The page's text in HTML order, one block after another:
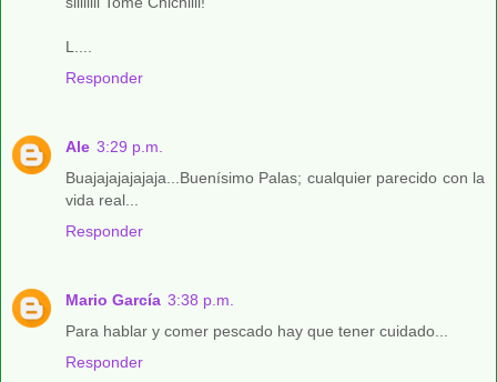
L....
Responder
Ale 3:29 p.m.
Buajajajajajaja...Buenísimo Palas; cualquier parecido con la
vida real...
Responder
Mario García 3:38 p.m.
Para hablar y comer pescado hay que tener cuidado...
Responder